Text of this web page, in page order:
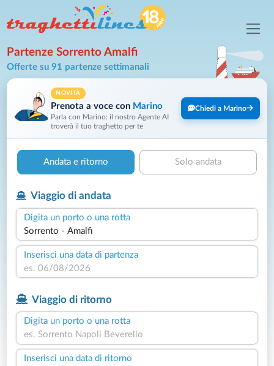
Partenze Sorrento Amalfi
Offerte su 91 partenze settimanali
NOVITÀ
Prenota a voce con Marino
Parla con Marino: il nostro Agente AI
troverà il tuo traghetto per te
Chiedi a Marino
Andata e ritorno Solo andata
Viaggio di andata
Digita un porto o una rotta
Inserisci una data di partenza
Viaggio di ritorno
Digita un porto o una rotta
Inserisci una data di ritorno